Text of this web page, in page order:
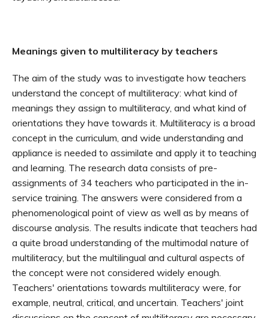
Meanings given to multiliteracy by teachers
The aim of the study was to investigate how teachers
understand the concept of multiliteracy: what kind of
meanings they assign to multiliteracy, and what kind of
orientations they have towards it. Multiliteracy is a broad
concept in the curriculum, and wide understanding and
appliance is needed to assimilate and apply it to teaching
and learning. The research data consists of pre-
assignments of 34 teachers who participated in the in-
service training. The answers were considered from a
phenomenological point of view as well as by means of
discourse analysis. The results indicate that teachers had
a quite broad understanding of the multimodal nature of
multiliteracy, but the multilingual and cultural aspects of
the concept were not considered widely enough.
Teachers' orientations towards multiliteracy were, for
example, neutral, critical, and uncertain. Teachers' joint